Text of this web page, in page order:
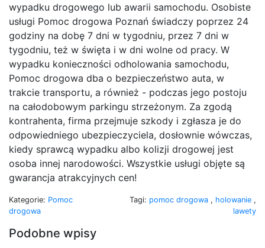
wypadku drogowego lub awarii samochodu. Osobiste
usługi Pomoc drogowa Poznań świadczy poprzez 24
godziny na dobę 7 dni w tygodniu, przez 7 dni w
tygodniu, też w święta i w dni wolne od pracy. W
wypadku konieczności odholowania samochodu,
Pomoc drogowa dba o bezpieczeństwo auta, w
trakcie transportu, a również - podczas jego postoju
na całodobowym parkingu strzeżonym. Za zgodą
kontrahenta, firma przejmuje szkody i zgłasza je do
odpowiedniego ubezpieczyciela, dosłownie wówczas,
kiedy sprawcą wypadku albo kolizji drogowej jest
osoba innej narodowości. Wszystkie usługi objęte są
gwarancja atrakcyjnych cen!
Kategorie: Pomoc
drogowa
Tagi: pomoc drogowa , holowanie ,
lawety
Podobne wpisy